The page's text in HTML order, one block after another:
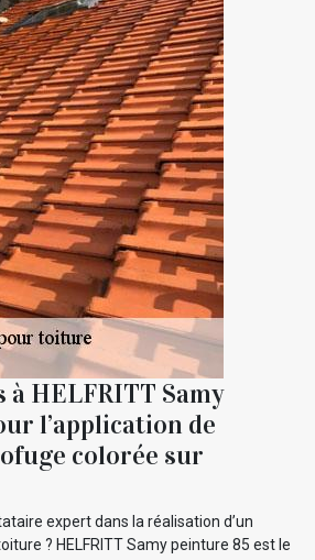
à HELFRITT Samy
l’application de
colorée sur
expert dans la réalisation d’un
? HELFRITT Samy peinture 85 est le